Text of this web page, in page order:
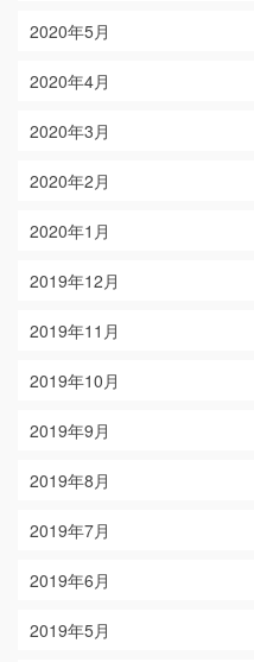
2020年5月
2020年4月
2020年3月
2020年2月
2020年1月
2019年12月
2019年11月
2019年10月
2019年9月
2019年8月
2019年7月
2019年6月
2019年5月